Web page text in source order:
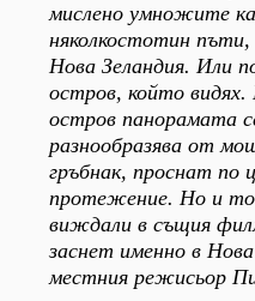
мислено умножите
няколкостотин
Нова Зеландия. Или
остров, който
остров панорамата
разнообразява от
гръбнак, проснат по
протежение. Но и
виждали в същия
заснет именно в
местния режисьор